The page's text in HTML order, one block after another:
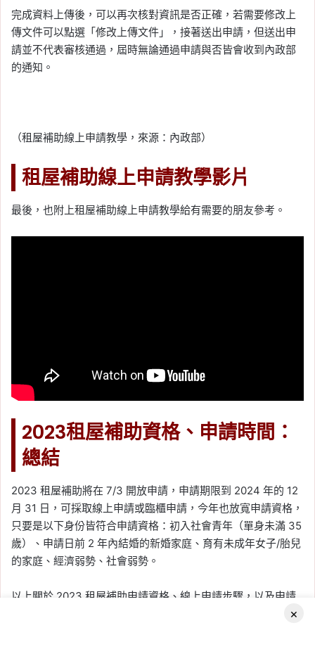
完成資料上傳後，可以再次核對資訊是否正確，若需要修改上
傳文件可以點選「修改上傳文件」，接著送出申請，但送出申
請並不代表審核通過，屆時無論通過申請與否皆會收到內政部
的通知。
（租屋補助線上申請教學，來源：內政部）
租屋補助線上申請教學影片
最後，也附上租屋補助線上申請教學給有需要的朋友參考。
2023租屋補助資格、申請時間：
總結
2023 租屋補助將在 7/3 開放申請，申請期限到 2024 年的 12
月 31 日，可採取線上申請或臨櫃申請，今年也放寬申請資格，
只要是以下身份皆符合申請資格：初入社會青年（單身未滿 35
歲）、申請日前 2 年內結婚的新婚家庭、育有未成年女子/胎兒
的家庭、經濟弱勢、社會弱勢。
以上關於 2023 租屋補助申請資格、線上申請步驟，以及申請
×